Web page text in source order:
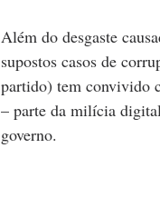
Além do desgaste
supostos casos de
partido) tem convivido
– parte da milícia
governo.